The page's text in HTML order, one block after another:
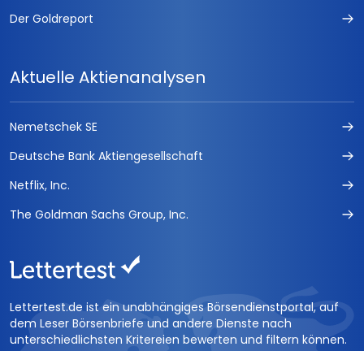
Der Goldreport
Aktuelle Aktienanalysen
Nemetschek SE
Deutsche Bank Aktiengesellschaft
Netflix, Inc.
The Goldman Sachs Group, Inc.
Lettertest.de ist ein unabhängiges Börsendienstportal, auf
dem Leser Börsenbriefe und andere Dienste nach
unterschiedlichsten Kritereien bewerten und filtern können.